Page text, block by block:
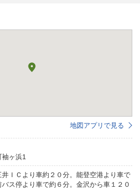
地図アプリで見る
ヶ浜1
ＩＣより車約２０分。能登空港より車で
ス停より車で約６分。金沢から車１２０